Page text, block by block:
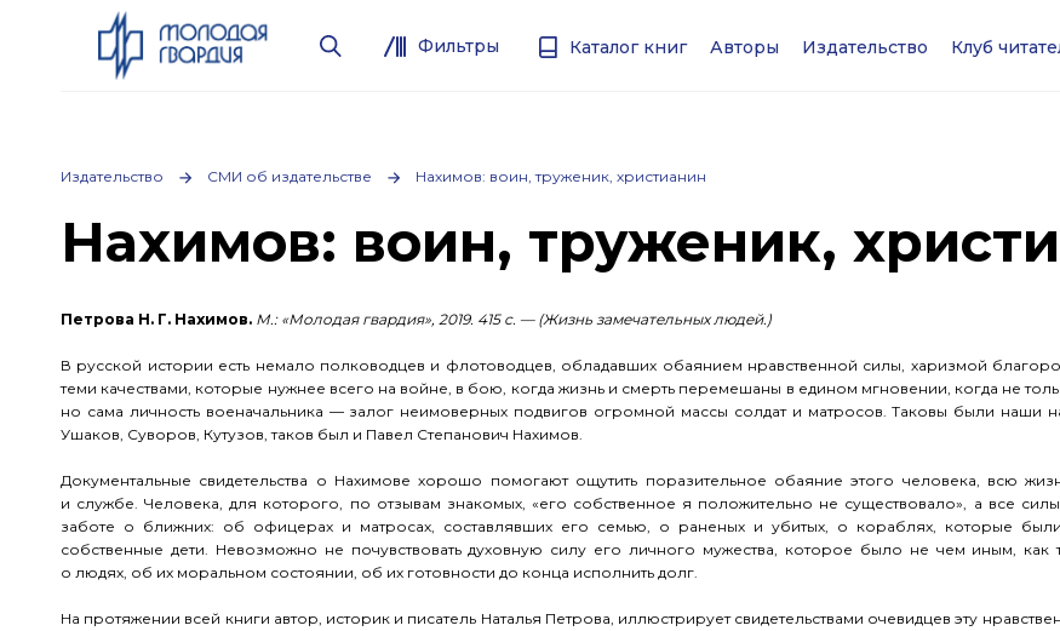
Фильтры Каталог книг Авторы Издательство Клуб
Издательство СМИ об издательстве Нахимов: воин, труженик, христианин
Нахимов: воин, труженик,
Петрова Н. Г. Нахимов. М.: «Молодая гвардия», 2019. 415 с. — (Жизнь замечательных людей.)
В русской истории есть немало полководцев и флотоводцев, обладавших обаянием нравственной силы, харизмой
теми качествами, которые нужнее всего на войне, в бою, когда жизнь и смерть перемешаны в едином мгновении, когда не
но сама личность военачальника — залог неимоверных подвигов огромной массы солдат и матросов. Таковы были наши
Ушаков, Суворов, Кутузов, таков был и Павел Степанович Нахимов.
Документальные свидетельства о Нахимове хорошо помогают ощутить поразительное обаяние этого человека, всю
и службе. Человека, для которого, по отзывам знакомых, «его собственное я положительно не существовало», а все
заботе о ближних: об офицерах и матросах, составлявших его семью, о раненых и убитых, о кораблях, которые
собственные дети. Невозможно не почувствовать духовную силу его личного мужества, которое было не чем иным,
о людях, об их моральном состоянии, об их готовности до конца исполнить долг.
На протяжении всей книги автор, историк и писатель Наталья Петрова, иллюстрирует свидетельствами очевидцев эту